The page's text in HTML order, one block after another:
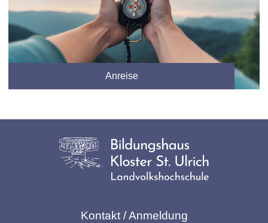
Anreise
Kontakt / Anmeldung